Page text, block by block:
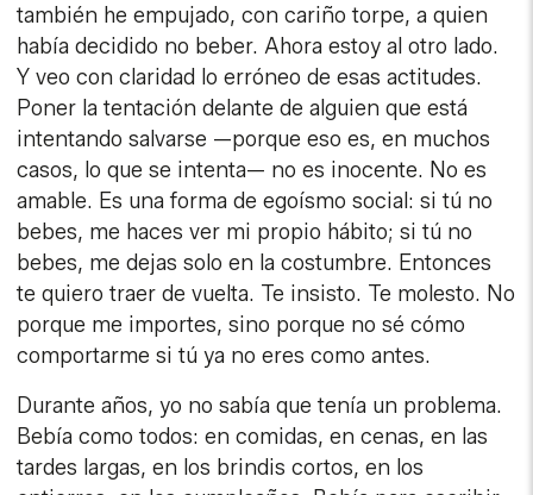
también he empujado, con cariño torpe, a quien
había decidido no beber. Ahora estoy al otro lado.
Y veo con claridad lo erróneo de esas actitudes.
Poner la tentación delante de alguien que está
intentando salvarse —porque eso es, en muchos
casos, lo que se intenta— no es inocente. No es
amable. Es una forma de egoísmo social: si tú no
bebes, me haces ver mi propio hábito; si tú no
bebes, me dejas solo en la costumbre. Entonces
te quiero traer de vuelta. Te insisto. Te molesto. No
porque me importes, sino porque no sé cómo
comportarme si tú ya no eres como antes.
Durante años, yo no sabía que tenía un problema.
Bebía como todos: en comidas, en cenas, en las
tardes largas, en los brindis cortos, en los